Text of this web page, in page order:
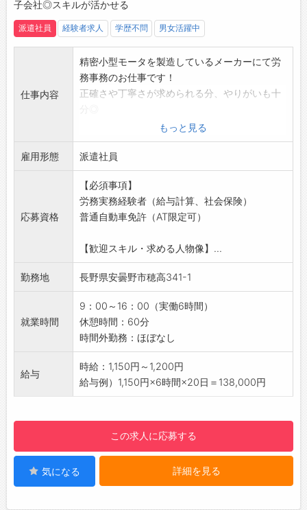
登録はご自宅からお電話で可能です◎
☆----------------------------------------
☆
す。
みなさまのご応募を心よりお待ちしております
＾＾
子会社◎スキルが活かせる
派遣社員 経験者求人 学歴不問 男女活躍中
仕事内容
精密小型モータを製造しているメーカーにて労
務事務のお仕事です！
正確さや丁寧さが求められる分、やりがいも十
給与計算（勤怠データの確認・入力など）
社会保険、雇用保険の各種手続き
入退社手続き、書類作成
各種データ入力、管理業務
その他、労務・総務に関わる事務業務全般
日々の業務を通して、専門知識や実務スキルを
今後のキャリアアップにもつながる環境です
【ポイント】
大手、グループ会社での就業◎
管理部門は少人数◎皆さんで協力しあえる体制
です
【貸与】
作業着貸与
◎上履きのみ準備ください
・ロッカー
・更衣室
・食堂スペース（冷蔵庫、レンジ、給湯器）
☆----------------------------------------
☆
もっと見る
雇用形態 派遣社員
応募資格
【必須事項】
労務実務経験者（給与計算、社会保険）
普通自動車免許（AT限定可）
【歓迎スキル・求める人物像】...
勤務地 長野県安曇野市穂高341-1
就業時間
9：00～16：00（実働6時間）
休憩時間：60分
時間外勤務：ほぼなし
給与
時給：1,150円～1,200円
給与例）1,150円×6時間×20日＝138,000円
この求人に応募する
気になる 詳細を見る